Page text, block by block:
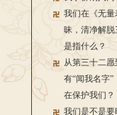
我们在《无
昧，清净解
是指什么？
从第三十二
有“闻我名字
在保护我们？
我们是不是